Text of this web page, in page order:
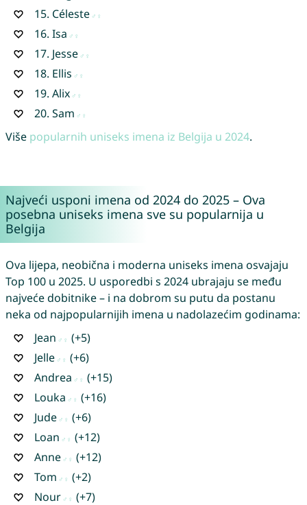
15. Céleste
16. Isa
17. Jesse
18. Ellis
19. Alix
20. Sam
Više popularnih uniseks imena iz Belgija u 2024.
Najveći usponi imena od 2024 do 2025 – Ova
posebna uniseks imena sve su popularnija u
Belgija
Ova lijepa, neobična i moderna uniseks imena osvajaju
Top 100 u 2025. U usporedbi s 2024 ubrajaju se među
najveće dobitnike – i na dobrom su putu da postanu
neka od najpopularnijih imena u nadolazećim godinama:
Jean
(+5)
Jelle
(+6)
Andrea
(+15)
Louka
(+16)
Jude
(+6)
Loan
(+12)
Anne
(+12)
Tom
(+2)
Nour
(+7)